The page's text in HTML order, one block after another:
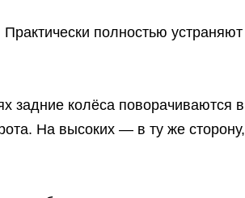
полностью устраняют
задние колёса поворачиваются в
На высоких — в ту же сторону,